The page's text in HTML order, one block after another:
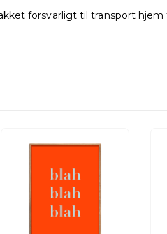
forsvarligt til transport hjem